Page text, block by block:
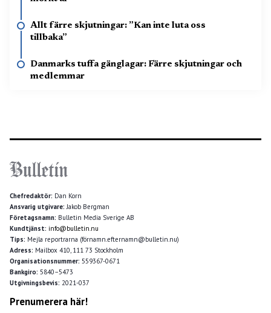
Allt färre skjutningar: ”Kan inte luta oss
tillbaka”
Danmarks tuffa gänglagar: Färre skjutningar och
medlemmar
Chefredaktör: Dan Korn
Ansvarig utgivare: Jakob Bergman
Företagsnamn: Bulletin Media Sverige AB
Kundtjänst: info@bulletin.nu
Tips: Mejla reportrarna (förnamn.efternamn@bulletin.nu)
Adress: Mailbox 410, 111 73 Stockholm
Organisationsnummer: 559367-0671
Bankgiro: 5840–5473
Utgivningsbevis: 2021-037
Prenumerera här!